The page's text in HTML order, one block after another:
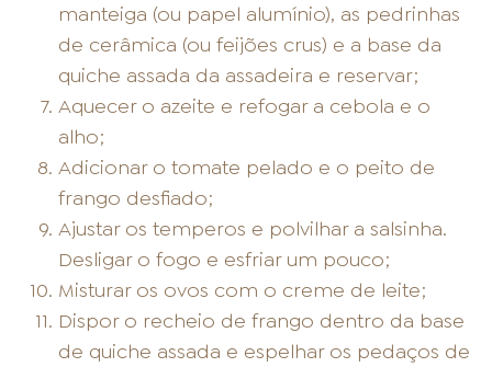
manteiga (ou papel alumínio), as pedrinhas
de cerâmica (ou feijões crus) e a base da
quiche assada da assadeira e reservar;
Aquecer o azeite e refogar a cebola e o
alho;
Adicionar o tomate pelado e o peito de
frango desfiado;
Ajustar os temperos e polvilhar a salsinha.
Desligar o fogo e esfriar um pouco;
Misturar os ovos com o creme de leite;
Dispor o recheio de frango dentro da base
de quiche assada e espelhar os pedaços de